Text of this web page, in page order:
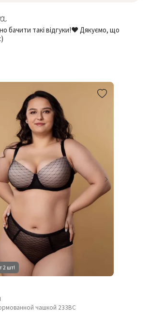
бачити такі відгуки!❤️ Дякуємо, що
2 шт!
чашкой 233BC